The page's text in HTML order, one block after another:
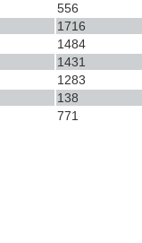
556
1716
1484
1431
1283
138
771